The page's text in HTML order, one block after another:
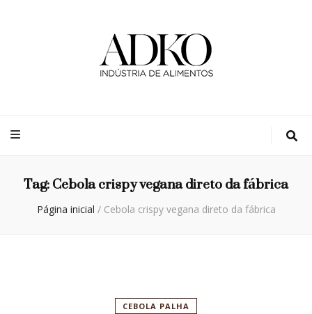
Tag:Cebola crispy vegana direto da fábrica
Página inicial / Cebola crispy vegana direto da fábrica
CEBOLA PALHA